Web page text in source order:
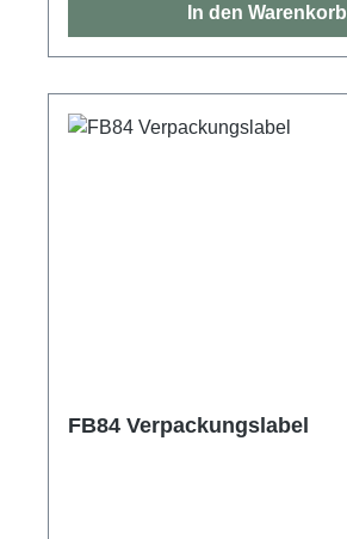
In den Warenkorb
FB84 Verpackungslabel